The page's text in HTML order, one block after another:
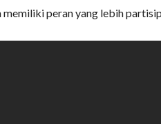
memiliki peran yang lebih